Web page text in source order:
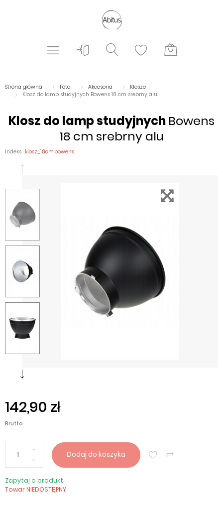
Strona główna Foto Akcesoria
Klosze
Klosz do lamp studyjnych Bowens 18 cm srebrny alu
Klosz do lamp studyjnych Bowens
18 cm srebrny alu
Indeks klosz_18cm.bowens
142,90 zł
Brutto
Dodaj do koszyka
Zapytaj o produkt
Towar NIEDOSTĘPNY